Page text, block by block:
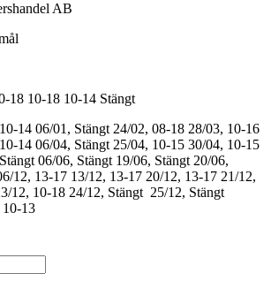
AB
18 10-18 10-14 Stängt
14 06/01, Stängt 24/02, 08-18 28/03, 10-16
14 06/04, Stängt 25/04, 10-15 30/04, 10-15
06/06, Stängt 19/06, Stängt 20/06,
12, 13-17 13/12, 13-17 20/12, 13-17 21/12,
12, 10-18 24/12, Stängt 25/12, Stängt
13